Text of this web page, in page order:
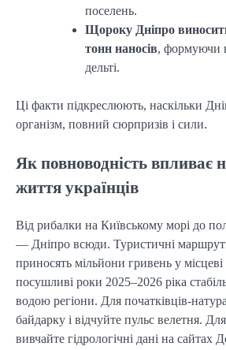
поселень.
Щороку Дніпро
тонн наносів, формуючи
дельті.
Ці факти підкреслюють, наскільки
організм, повний сюрпризів і сили.
Як повноводність впливає
життя українців
Від рибалки на Київському морі до
— Дніпро всюди. Туристичні
приносять мільйони гривень у
посушливі роки 2025–2026 ріка
водою регіони. Для початківців-
байдарку і відчуйте пульс велетня.
вивчайте гідрологічні дані на сайтах